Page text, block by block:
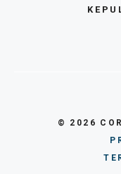
© 2026